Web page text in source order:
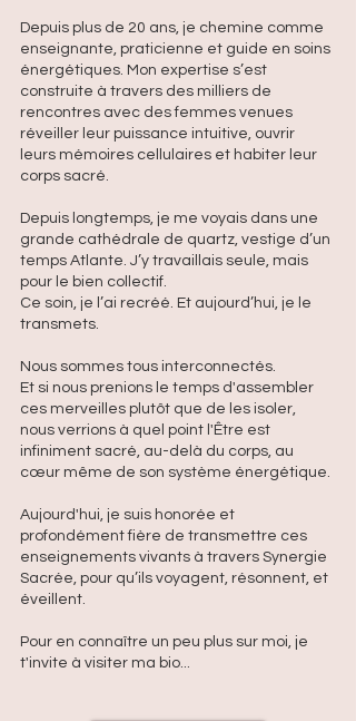
Depuis plus de 20 ans, je chemine comme
enseignante, praticienne et guide en soins
énergétiques. Mon expertise s’est
construite à travers des milliers de
rencontres avec des femmes venues
réveiller leur puissance intuitive, ouvrir
leurs mémoires cellulaires et habiter leur
corps sacré.
Depuis longtemps, je me voyais dans une
grande cathédrale de quartz, vestige d’un
temps Atlante. J’y travaillais seule, mais
pour le bien collectif.
Ce soin, je l’ai recréé. Et aujourd’hui, je le
transmets.
Nous sommes tous interconnectés.
Et si nous prenions le temps d'assembler
ces merveilles plutôt que de les isoler,
nous verrions à quel point l'Être est
infiniment sacré, au-delà du corps, au
cœur même de son système énergétique.
Aujourd'hui, je suis honorée et
profondément fière de transmettre ces
enseignements vivants à travers Synergie
Sacrée, pour qu’ils voyagent, résonnent, et
éveillent.
Pour en connaître un peu plus sur moi, je
t'invite à visiter ma bio...